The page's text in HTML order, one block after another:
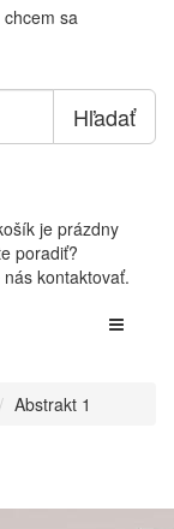
sa
Hľadať
je prázdny
poradiť?
kontaktovať.
Abstrakt 1